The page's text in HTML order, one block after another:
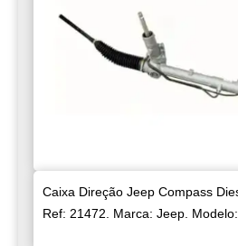
Caixa Direção Jeep Compass
Ref: 21472. Marca: Jeep.